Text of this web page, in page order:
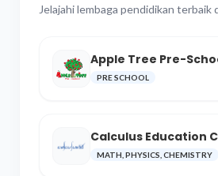
Jelajahi lembaga pendidikan terbaik
Apple Tree Pre-
PRE SCHOOL
Calculus Education
MATH, PHYSICS, CHEMISTRY